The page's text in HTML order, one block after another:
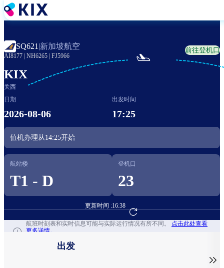
跳
转
主
要
容
SQ621 |新加坡航空
AI8177 NH6265 FJ5966
前往登机口
KIX
关西

日期
2026-08-06
出发时间
17:25
值机办理从14:25开始
航站楼
T1 - D
登机口
23
更新时间 :16:38
前往航班预订
航班时刻表和实时信息可能与实际运行情况有所不同。 点击此处查看
更多详情。
出发
